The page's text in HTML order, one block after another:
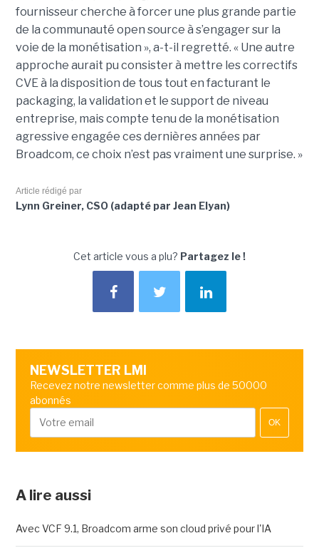
fournisseur cherche à forcer une plus grande partie
de la communauté open source à s’engager sur la
voie de la monétisation », a-t-il regretté. « Une autre
approche aurait pu consister à mettre les correctifs
CVE à la disposition de tous tout en facturant le
packaging, la validation et le support de niveau
entreprise, mais compte tenu de la monétisation
agressive engagée ces dernières années par
Broadcom, ce choix n’est pas vraiment une surprise. »
Article rédigé par
Lynn Greiner, CSO (adapté par Jean Elyan)
Cet article vous a plu? Partagez le !
NEWSLETTER LMI
Recevez notre newsletter comme plus de 50000
abonnés
OK
A lire aussi
Avec VCF 9.1, Broadcom arme son cloud privé pour l'IA